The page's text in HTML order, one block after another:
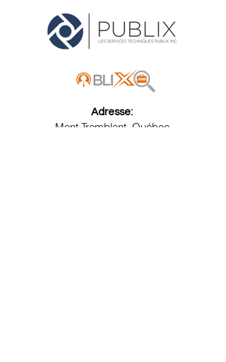
Adresse:
Mont Tremblant, Québec